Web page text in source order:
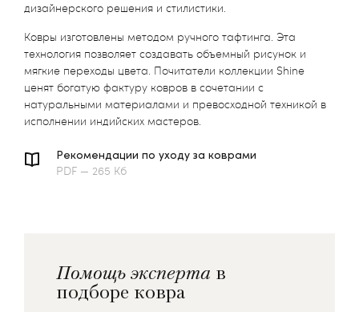
дизайнерского решения и стилистики.
Ковры изготовлены методом ручного тафтинга. Эта
технология позволяет создавать объемный рисунок и
мягкие переходы цвета. Почитатели коллекции Shine
ценят богатую фактуру ковров в сочетании с
натуральными материалами и превосходной техникой в
исполнении индийских мастеров.
Рекомендации по уходу за коврами
PDF — 265 Кб
Помощь эксперта в
подборе ковра